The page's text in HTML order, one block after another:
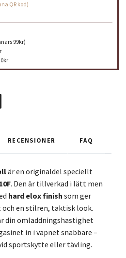
QR kod)
99kr)
RECENSIONER FAQ
är en originaldel speciellt
. Den är tillverkad i lätt men
hard elox finish som ger
en stilren, taktisk look.
din omladdningshastighet
in i vapnet snabbare –
sportskytte eller tävling.